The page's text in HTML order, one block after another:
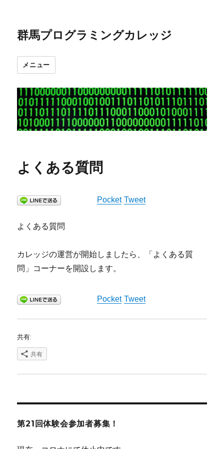
群馬プログラミングカレッジ
メニュー
よくある質問
Pocket Tweet
よくある質問
カレッジの運営が開始しましたら、「よくある質
問」コーナーを開設します。
Pocket Tweet
共有:
共有
第21回体験会参加者募集！